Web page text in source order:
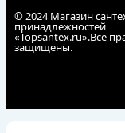
© 2024 Магазин
принадлежностей
«Topsantex.ru».Все
защищены.